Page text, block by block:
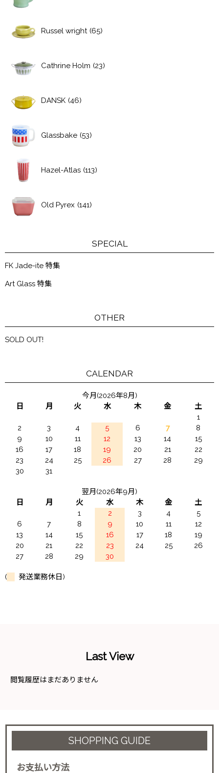
Russel wright (65)
Cathrine Holm (23)
DANSK (46)
Glassbake (53)
Hazel-Atlas (113)
Old Pyrex (141)
SPECIAL
FK Jade-ite 特集
Art Glass 特集
OTHER
SOLD OUT!
CALENDAR
今月(2026年8月)
日
月 火 水 木 金
土
1
2
3 4 5 6 7
8
9
10 11 12 13 14
15
16
17 18 19 20 21
22
23
24 25 26 27 28
29
30
31
翌月(2026年9月)
日
月 火 水 木 金
土
1
2 3 4
5
6
7 8 9 10 11
12
13
14 15 16 17 18
19
20
21 22 23 24 25
26
27
28 29 30
( 発送業務休日)
Last View
閲覧履歴はまだありません
SHOPPING GUIDE
お支払い方法